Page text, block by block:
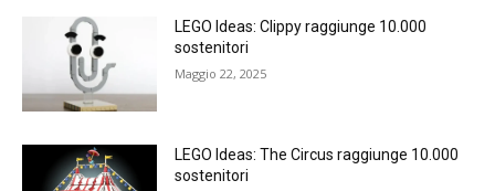
LEGO Ideas: Clippy raggiunge 10.000
sostenitori
Maggio 22, 2025
LEGO Ideas: The Circus raggiunge 10.000
sostenitori